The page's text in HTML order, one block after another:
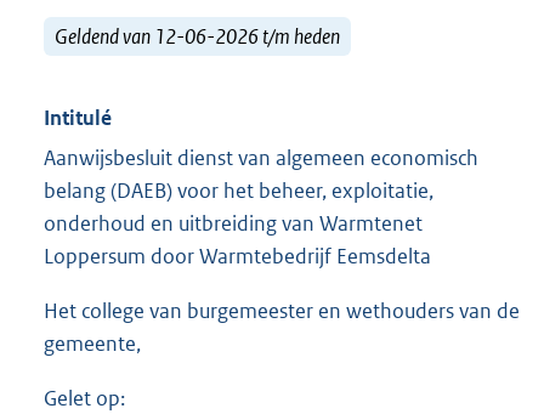
Geldend van 12-06-2026 t/m heden
Intitulé
Aanwijsbesluit dienst van algemeen economisch
belang (DAEB) voor het beheer, exploitatie,
onderhoud en uitbreiding van Warmtenet
Loppersum door Warmtebedrijf Eemsdelta
Het college van burgemeester en wethouders van de
gemeente,
Gelet op: